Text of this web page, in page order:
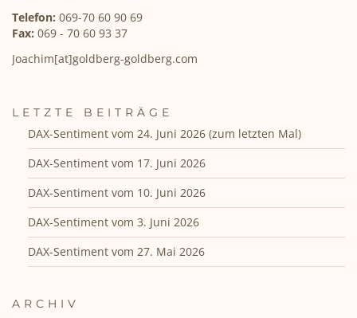
Telefon: 069-70 60 90 69
Fax: 069 - 70 60 93 37
Joachim[at]goldberg-goldberg.com
LETZTE BEITRÄGE
DAX-Sentiment vom 24. Juni 2026 (zum letzten Mal)
DAX-Sentiment vom 17. Juni 2026
DAX-Sentiment vom 10. Juni 2026
DAX-Sentiment vom 3. Juni 2026
DAX-Sentiment vom 27. Mai 2026
ARCHIV